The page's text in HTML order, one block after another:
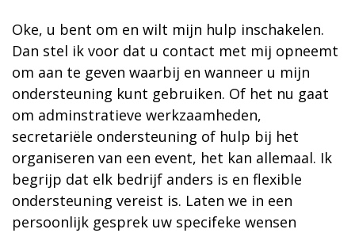
Oke, u bent om en wilt mijn hulp inschakelen.
Dan stel ik voor dat u contact met mij opneemt
om aan te geven waarbij en wanneer u mijn
ondersteuning kunt gebruiken. Of het nu gaat
om adminstratieve werkzaamheden,
secretariële ondersteuning of hulp bij het
organiseren van een event, het kan allemaal. Ik
begrijp dat elk bedrijf anders is en flexible
ondersteuning vereist is. Laten we in een
persoonlijk gesprek uw specifeke wensen